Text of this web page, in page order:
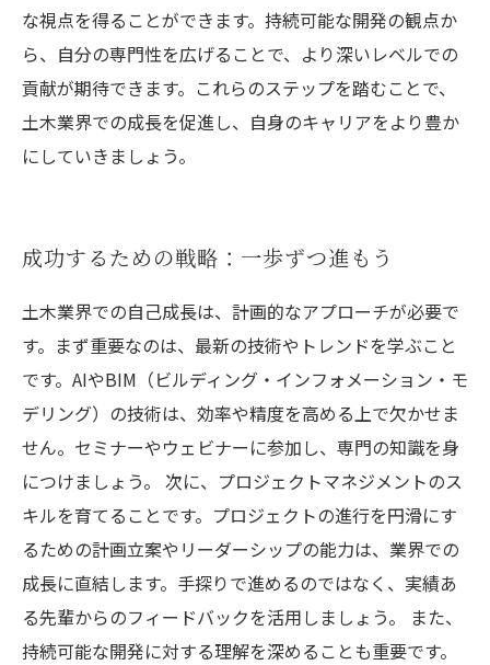
な視点を得ることができます。持続可能な開発の観点か
ら、自分の専門性を広げることで、より深いレベルでの
貢献が期待できます。これらのステップを踏むことで、
土木業界での成長を促進し、自身のキャリアをより豊か
にしていきましょう。
成功するための戦略：一歩ずつ進もう
土木業界での自己成長は、計画的なアプローチが必要で
す。まず重要なのは、最新の技術やトレンドを学ぶこと
です。AIやBIM（ビルディング・インフォメーション・モ
デリング）の技術は、効率や精度を高める上で欠かせま
せん。セミナーやウェビナーに参加し、専門の知識を身
につけましょう。 次に、プロジェクトマネジメントのス
キルを育てることです。プロジェクトの進行を円滑にす
るための計画立案やリーダーシップの能力は、業界での
成長に直結します。手探りで進めるのではなく、実績あ
る先輩からのフィードバックを活用しましょう。 また、
持続可能な開発に対する理解を深めることも重要です。